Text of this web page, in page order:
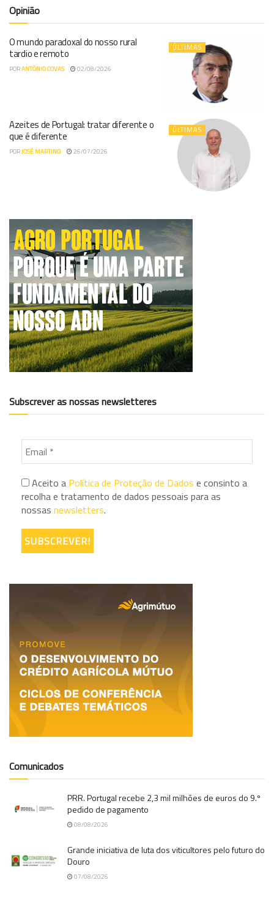
Opinião
ÚLTIMAS
O mundo paradoxal do nosso rural
tardio e remoto
PORANTÓNIO COVAS 02/08/2026
ÚLTIMAS
Azeites de Portugal: tratar diferente o
que é diferente
PORJOSÉ MARTINO 26/07/2026
Subscrever as nossas newsletteres
Aceito a Política de Proteção de Dados e consinto a
recolha e tratamento de dados pessoais para as
nossas newsletters.
Comunicados
PRR. Portugal recebe 2,3 mil milhões de euros do 9.º
pedido de pagamento
08/08/2026
Grande iniciativa de luta dos viticultores pelo futuro do
Douro
07/08/2026